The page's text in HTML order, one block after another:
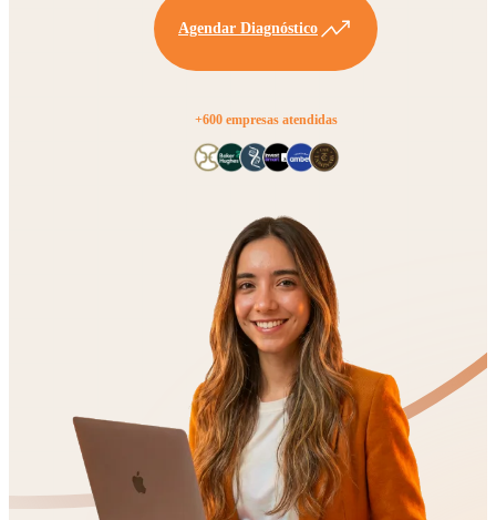
Agendar Diagnóstico
+600 empresas atendidas